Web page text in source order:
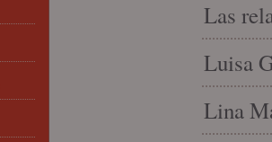
Las
Luisa
Lina